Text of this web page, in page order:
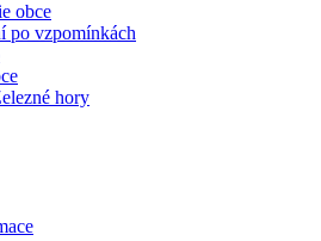
obce
po vzpomínkách
hory